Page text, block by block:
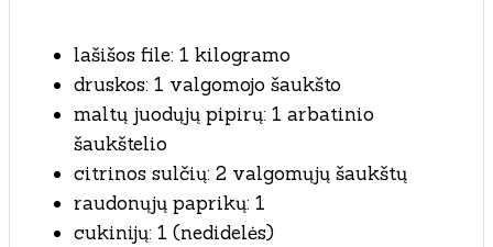
lašišos file: 1 kilogramo
druskos: 1 valgomojo šaukšto
maltų juodųjų pipirų: 1 arbatinio
šaukštelio
citrinos sulčių: 2 valgomųjų šaukštų
raudonųjų paprikų: 1
cukinijų: 1 (nedidelės)